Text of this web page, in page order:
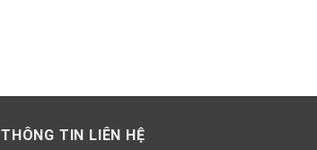
THÔNG TIN LIÊN HỆ